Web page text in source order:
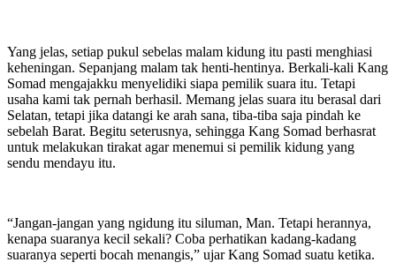
Yang jelas, setiap pukul sebelas malam kidung itu pasti menghiasi
keheningan. Sepanjang malam tak henti-hentinya. Berkali-kali Kang
Somad mengajakku menyelidiki siapa pemilik suara itu. Tetapi
usaha kami tak pernah berhasil. Memang jelas suara itu berasal dari
Selatan, tetapi jika datangi ke arah sana, tiba-tiba saja pindah ke
sebelah Barat. Begitu seterusnya, sehingga Kang Somad berhasrat
untuk melakukan tirakat agar menemui si pemilik kidung yang
sendu mendayu itu.
“Jangan-jangan yang ngidung itu siluman, Man. Tetapi herannya,
kenapa suaranya kecil sekali? Coba perhatikan kadang-kadang
suaranya seperti bocah menangis,” ujar Kang Somad suatu ketika.